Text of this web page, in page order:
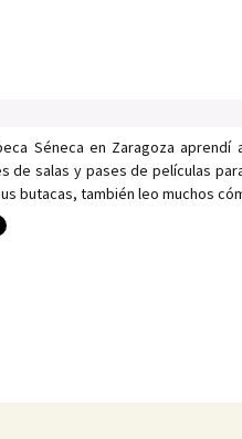
Séneca en Zaragoza aprendí
de salas y pases de películas
butacas, también leo muchos